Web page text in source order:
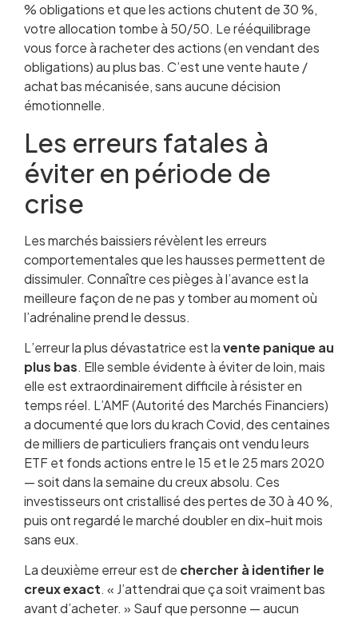
% obligations et que les actions chutent de 30 %,
votre allocation tombe à 50/50. Le rééquilibrage
vous force à racheter des actions (en vendant des
obligations) au plus bas. C’est une vente haute /
achat bas mécanisée, sans aucune décision
émotionnelle.
Les erreurs fatales à
éviter en période de
crise
Les marchés baissiers révèlent les erreurs
comportementales que les hausses permettent de
dissimuler. Connaître ces pièges à l’avance est la
meilleure façon de ne pas y tomber au moment où
l’adrénaline prend le dessus.
L’erreur la plus dévastatrice est lavente panique au
plus bas. Elle semble évidente à éviter de loin, mais
elle est extraordinairement difficile à résister en
temps réel. L’AMF (Autorité des Marchés Financiers)
a documenté que lors du krach Covid, des centaines
de milliers de particuliers français ont vendu leurs
ETF et fonds actions entre le 15 et le 25 mars 2020
— soit dans la semaine du creux absolu. Ces
investisseurs ont cristallisé des pertes de 30 à 40 %,
puis ont regardé le marché doubler en dix-huit mois
sans eux.
La deuxième erreur est de chercher à identifier le
creux exact. « J’attendrai que ça soit vraiment bas
avant d’acheter. » Sauf que personne — aucun